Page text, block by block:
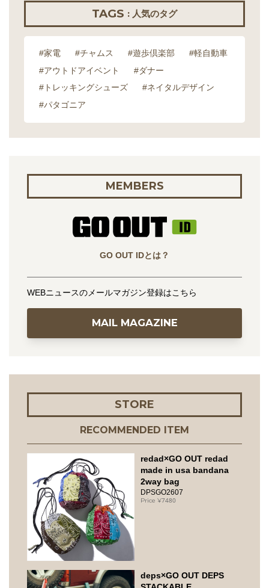
TAGS : 人気のタグ
#家電 #チャムス #遊歩倶楽部
#軽自動車
#アウトドアイベント
#ダナー
#トレッキングシューズ
#ネイタルデザイン
#パタゴニア
MEMBERS
GO OUT IDとは？
WEBニュースのメールマガジン登録はこちら
MAIL MAGAZINE
STORE
RECOMMENDED ITEM
redad×GO OUT redad
made in usa bandana
2way bag
DPSGO2607
7480
deps×GO OUT DEPS